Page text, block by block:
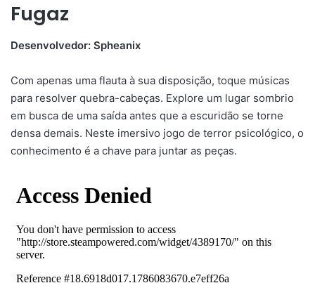
Fugaz
Desenvolvedor: Spheanix
Com apenas uma flauta à sua disposição, toque músicas
para resolver quebra-cabeças. Explore um lugar sombrio
em busca de uma saída antes que a escuridão se torne
densa demais. Neste imersivo jogo de terror psicológico, o
conhecimento é a chave para juntar as peças.